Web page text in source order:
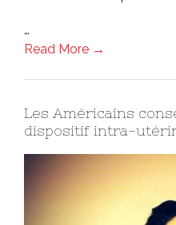
…
Read More →
Les Américains
dispositif intra-